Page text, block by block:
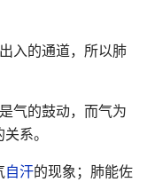
入的通道，所以肺
气的鼓动，而气为
系。
自汗的现象；肺能佐